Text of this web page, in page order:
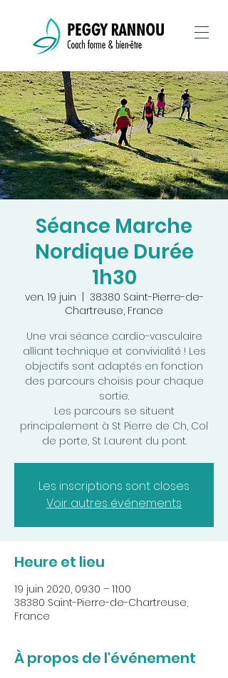
Séance Marche
Nordique Durée
1h30
ven. 19 juin
38380 Saint-Pierre-de-
Chartreuse, France
Une vrai séance cardio-vasculaire
alliant technique et convivialité ! Les
objectifs sont adaptés en fonction
des parcours choisis pour chaque
sortie.
Les parcours se situent
principalement à St Pierre de Ch, Col
de porte, St Laurent du pont.
Les inscriptions sont closes
Voir autres événements
Heure et lieu
19 juin 2020, 09:30 – 11:00
38380 Saint-Pierre-de-Chartreuse,
France
À propos de l'événement